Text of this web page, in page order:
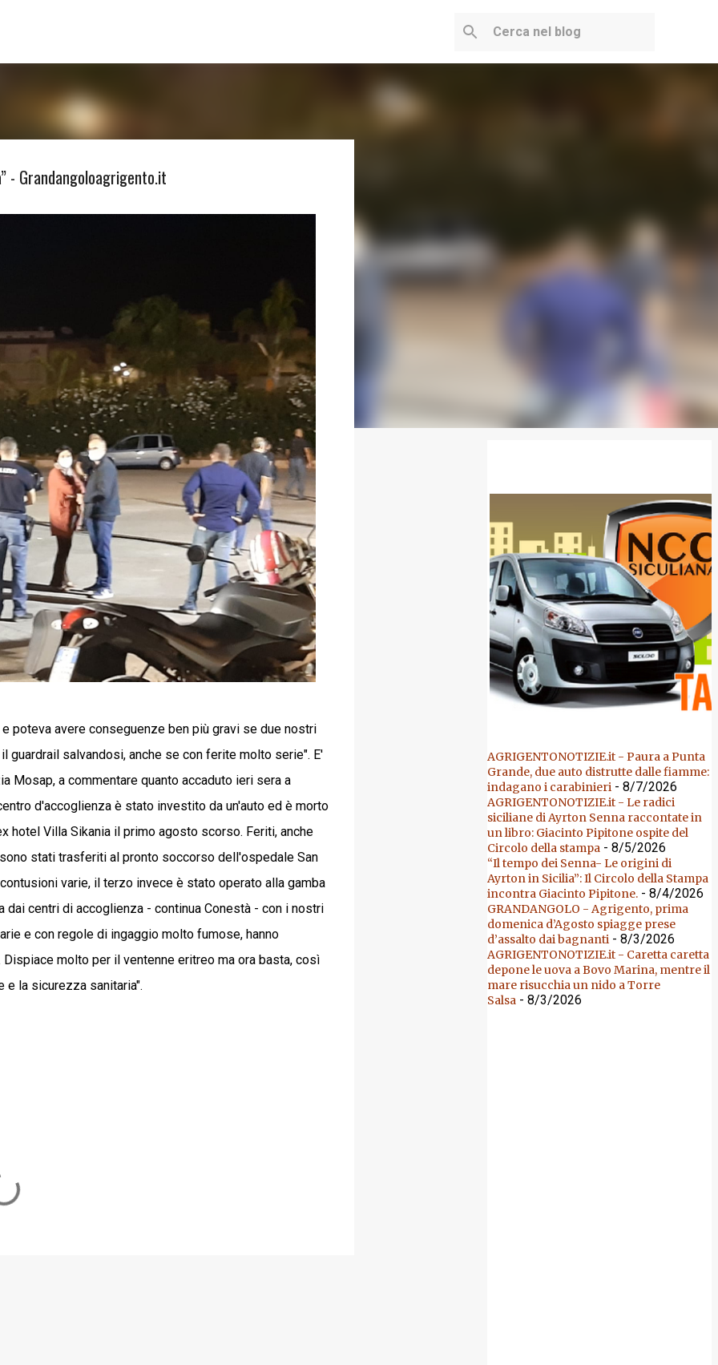
- Grandangoloagrigento.it
poteva avere conseguenze ben più gravi se due nostri
salvandosi, anche se con ferite molto serie". E'
Mosap, a commentare quanto accaduto ieri sera a
d'accoglienza è stato investito da un'auto ed è morto
hotel Villa Sikania il primo agosto scorso. Feriti, anche
stati trasferiti al pronto soccorso dell'ospedale San
varie, il terzo invece è stato operato alla gamba
dai centri di accoglienza - continua Conestà - con i nostri
e con regole di ingaggio molto fumose, hanno
molto per il ventenne eritreo ma ora basta, così
e la sicurezza sanitaria".
AGRIGENTONOTIZIE.it - Paura a Punta
Grande, due auto distrutte dalle fiamme:
indagano i carabinieri - 8/7/2026
AGRIGENTONOTIZIE.it - Le radici
siciliane di Ayrton Senna raccontate in
un libro: Giacinto Pipitone ospite del
Circolo della stampa - 8/5/2026
“Il tempo dei Senna- Le origini di
Ayrton in Sicilia”: Il Circolo della Stampa
incontra Giacinto Pipitone. - 8/4/2026
GRANDANGOLO - Agrigento, prima
domenica d’Agosto spiagge prese
d’assalto dai bagnanti - 8/3/2026
AGRIGENTONOTIZIE.it - Caretta caretta
depone le uova a Bovo Marina, mentre il
mare risucchia un nido a Torre
Salsa - 8/3/2026